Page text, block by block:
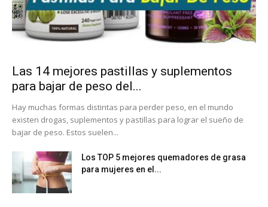
Las 14 mejores pastillas y suplementos
para bajar de peso del...
Hay muchas formas distintas para perder peso, en el mundo
existen drogas, suplementos y pastillas para lograr el sueño de
bajar de peso. Estos suelen...
Los TOP 5 mejores quemadores de grasa
para mujeres en el...